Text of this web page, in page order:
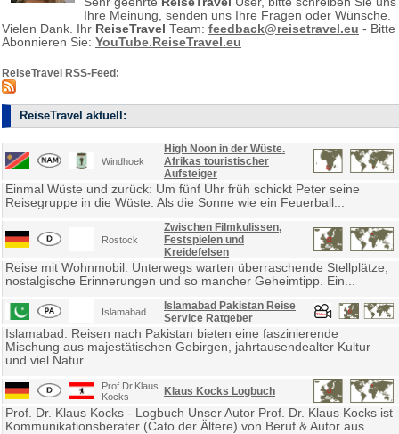
Ihre Meinung, senden uns Ihre Fragen oder Wünsche.
Vielen Dank. Ihr ReiseTravel Team: feedback@reisetravel.eu - Bitte
Abonnieren Sie: YouTube.ReiseTravel.eu
ReiseTravel RSS-Feed:
ReiseTravel aktuell:
Windhoek
High Noon in der Wüste.
Afrikas touristischer
Aufsteiger
Einmal Wüste und zurück: Um fünf Uhr früh schickt Peter seine
Reisegruppe in die Wüste. Als die Sonne wie ein Feuerball...
Rostock
Zwischen Filmkulissen,
Festspielen und
Kreidefelsen
Reise mit Wohnmobil: Unterwegs warten überraschende Stellplätze,
nostalgische Erinnerungen und so mancher Geheimtipp. Ein...
Islamabad
Islamabad Pakistan Reise
Service Ratgeber
Islamabad: Reisen nach Pakistan bieten eine faszinierende
Mischung aus majestätischen Gebirgen, jahrtausendealter Kultur
und viel Natur....
Prof.Dr.Klaus
Kocks
Klaus Kocks Logbuch
Prof. Dr. Klaus Kocks - Logbuch Unser Autor Prof. Dr. Klaus Kocks ist
Kommunikationsberater (Cato der Ältere) von Beruf & Autor aus...